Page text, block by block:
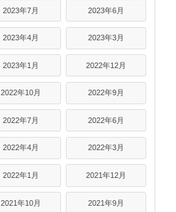
2023年7月 2023年6月
2023年4月 2023年3月
2023年1月 2022年12月
2022年10月 2022年9月
2022年7月 2022年6月
2022年4月 2022年3月
2022年1月 2021年12月
2021年10月 2021年9月